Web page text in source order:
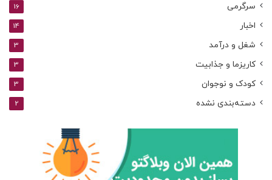
سرگرمی 16
اخبار 14
شغل و درآمد 3
کاریزما و جذابیت 3
کودک و نوجوان 3
دسته‌بندی نشده 2